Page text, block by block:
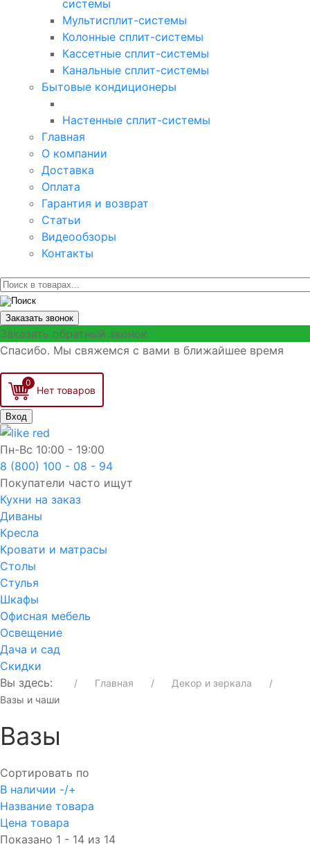
системы
Мультисплит-системы
Колонные сплит-системы
Кассетные сплит-системы
Канальные сплит-системы
Бытовые кондиционеры
Настенные сплит-системы
Главная
О компании
Доставка
Оплата
Гарантия и возврат
Статьи
Видеообзоры
Контакты
Заказать звонок
Заказать обратный звонок
Спасибо. Мы свяжемся с вами в ближайшее время
0
Вход
Пн-Вс 10:00 - 19:00
8 (800) 100 - 08 - 94
Покупатели часто ищут
Кухни на заказ
Диваны
Кресла
Кровати и матрасы
Столы
Стулья
Шкафы
Офисная мебель
Освещение
Дача и сад
Скидки
Вы здесь:
Главная
Декор и зеркала
Вазы и чаши
Вазы
Сортировать по
В наличии -/+
Название товара
Цена товара
Показано 1 - 14 из 14